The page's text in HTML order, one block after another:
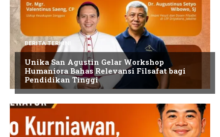
BERITA TERKINI
Unika San Agustin Gelar Workshop
Humaniora Bahas Relevansi Filsafat bagi
Pendidikan Tinggi